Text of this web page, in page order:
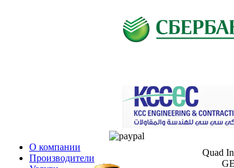
О компании
Производители
Quad
GER